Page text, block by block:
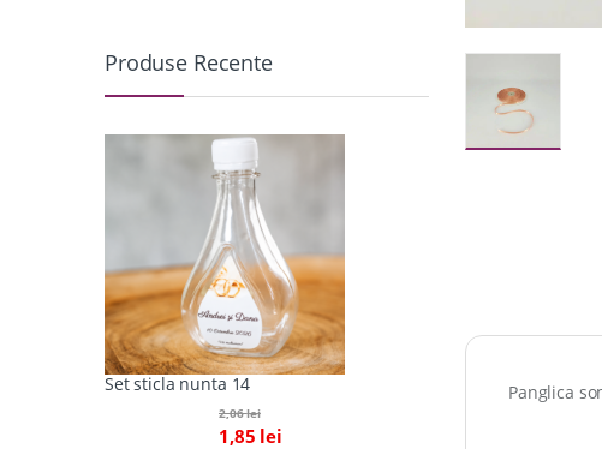
Panglica
Produse Recente
Set sticla nunta 14
1,85 lei
2,06lei